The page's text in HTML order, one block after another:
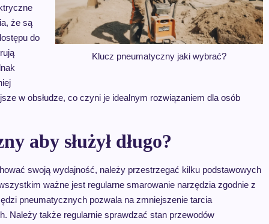
Klucz pneumatyczny jaki wybrać?
że są
do
w obsłudze, co czyni je idealnym rozwiązaniem dla osób
aby służył długo?
swoją wydajność, należy przestrzegać kilku podstawowych
ważne jest regularne smarowanie narzędzia zgodnie z
pneumatycznych pozwala na zmniejszenie tarcia
Należy także regularnie sprawdzać stan przewodów